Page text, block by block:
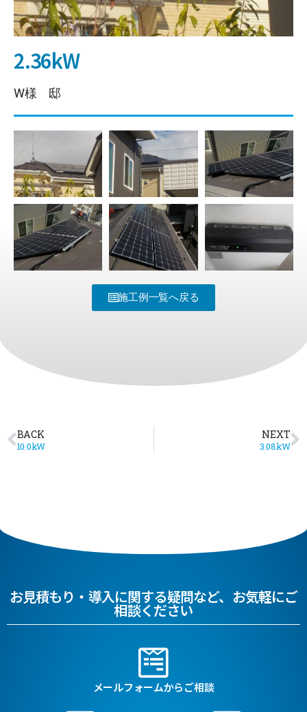
2.36kW
W様 邸
施工例一覧へ戻る
BACK
10.0kW
NEXT
3.08kW
お見積もり・導入に関する疑問など、お気軽にご
相談ください
メールフォームからご相談